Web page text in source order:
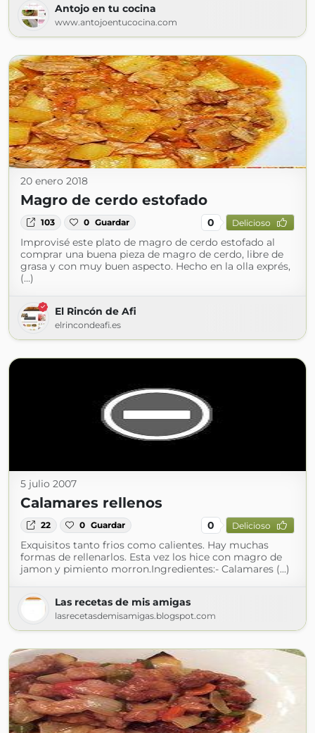
Antojo en tu cocina
www.antojoentucocina.com
20 enero 2018
Magro de cerdo estofado
103 0 Guardar 0 Delicioso
Improvisé este plato de magro de cerdo estofado al
comprar una buena pieza de magro de cerdo, libre de
grasa y con muy buen aspecto. Hecho en la olla exprés,
(...)
El Rincón de Afi
elrincondeafi.es
5 julio 2007
Calamares rellenos
22 0 Guardar 0 Delicioso
Exquisitos tanto frios como calientes. Hay muchas
formas de rellenarlos. Esta vez los hice con magro de
jamon y pimiento morron.Ingredientes:- Calamares (...)
Las recetas de mis amigas
lasrecetasdemisamigas.blogspot.com